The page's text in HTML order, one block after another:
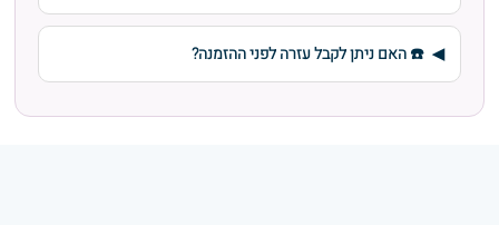
☎️ האם ניתן לקבל עזרה לפני ההזמנה?